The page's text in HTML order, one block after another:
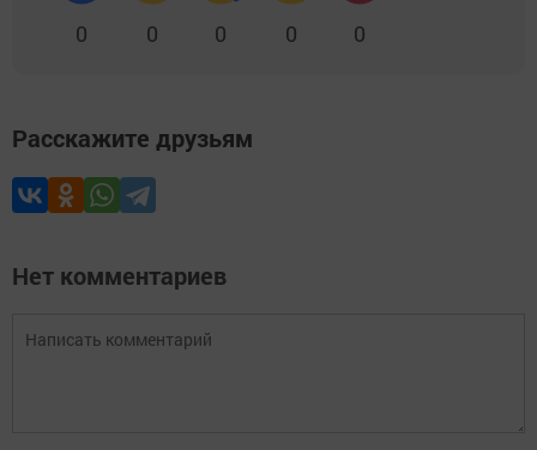
0 0 0 0 0
Расскажите друзьям
Нет комментариев